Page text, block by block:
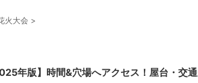
火大会 >
年版】時間&穴場へアクセス！屋台・交